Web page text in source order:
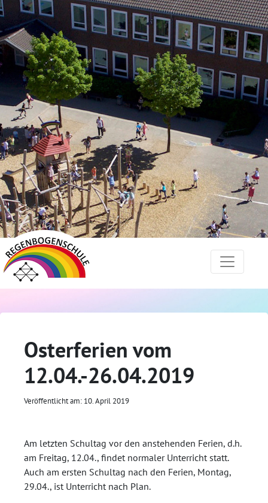
Osterferien vom
12.04.-26.04.2019
Veröffentlicht am: 10. April 2019
Am letzten Schultag vor den anstehenden Ferien, d.h.
am Freitag, 12.04., findet normaler Unterricht statt.
Auch am ersten Schultag nach den Ferien, Montag,
29.04., ist Unterricht nach Plan.